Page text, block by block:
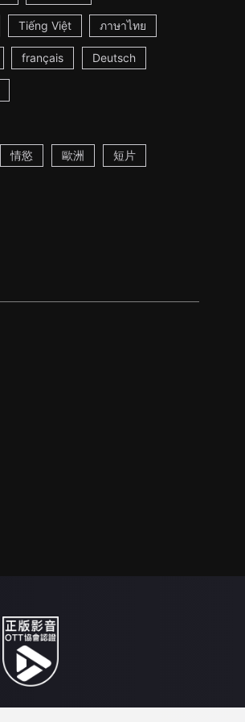
Tiếng Việt ภาษาไทย
français Deutsch
情慾 歐洲 短片